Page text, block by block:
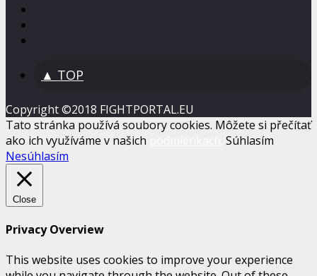
▲ TOP
Copyright ©2018 FIGHTPORTAL.EU
Tato stránka používá soubory cookies. Môžete si přečítať
ako ich využíváme v našich
Súhlasím
Nesúhlasím
Close
Privacy Overview
This website uses cookies to improve your experience